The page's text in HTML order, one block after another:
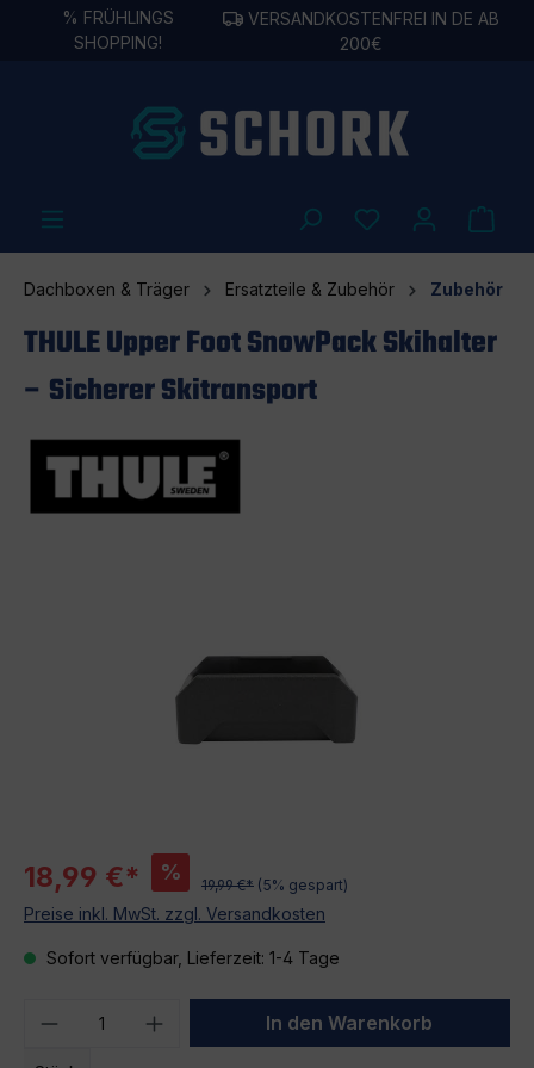
springen
% FRÜHLINGS
SHOPPING!
VERSANDKOSTENFREI IN DE AB
200€
Dachboxen & Träger Ersatzteile & Zubehör Zubehör
THULE Upper Foot SnowPack Skihalter
– Sicherer Skitransport
18,99 €* %
19,99 €* (5% gespart)
Preise inkl. MwSt. zzgl. Versandkosten
Sofort verfügbar, Lieferzeit: 1-4 Tage
Produkt Anzahl: Gib denIn den Warenkorb